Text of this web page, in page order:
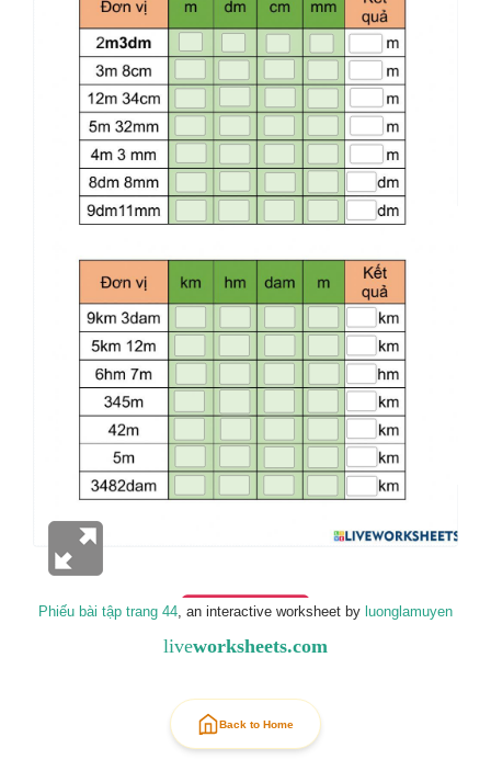
Phiếu bài tập trang 44, an interactive worksheet by luonglamuyen
liveworksheets.com
Back to Home